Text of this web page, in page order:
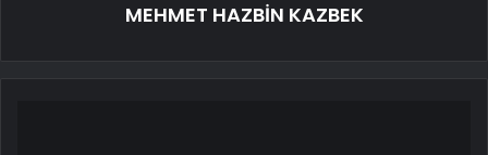
MEHMET HAZBİN KAZBEK